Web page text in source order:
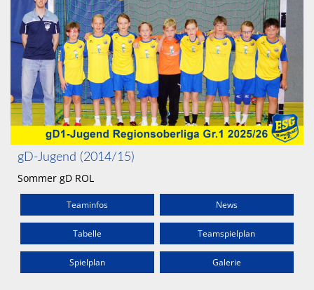
gD-Jugend (2014/15)
Sommer gD ROL
Teaminfos News
Tabelle Teamspielplan
Spielplan Galerie